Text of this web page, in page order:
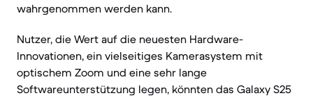
wahrgenommen werden kann.
Nutzer, die Wert auf die neuesten Hardware-
Innovationen, ein vielseitiges Kamerasystem mit
optischem Zoom und eine sehr lange
Softwareunterstützung legen, könnten das Galaxy S25